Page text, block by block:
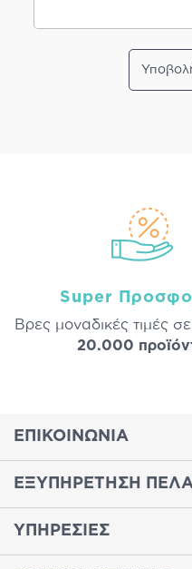
Super
Βρες μοναδικές τιμές σε
20.000
ΕΠΙΚΟΙΝΩΝΙΑ
ΕΞΥΠΗΡΕΤΗΣΗ
ΥΠΗΡΕΣΙΕΣ